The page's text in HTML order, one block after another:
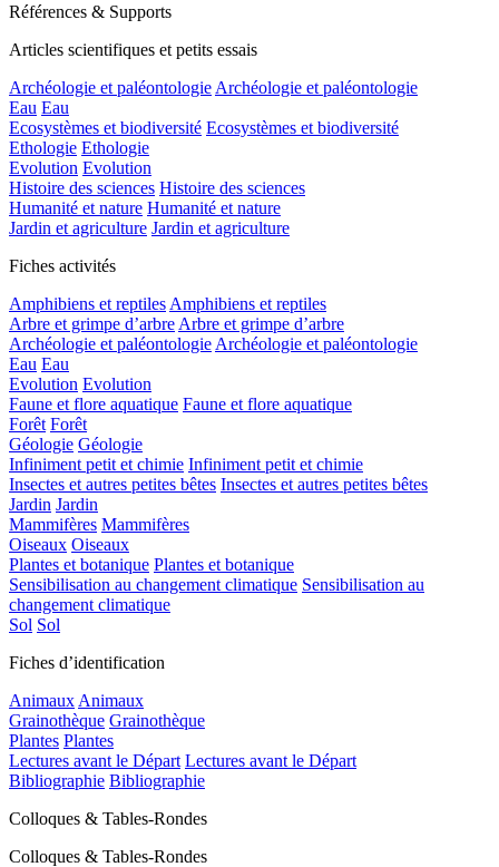
Références & Supports
Articles scientifiques et petits essais
Archéologie et paléontologie Archéologie et paléontologie
Eau Eau
Ecosystèmes et biodiversité Ecosystèmes et biodiversité
Ethologie Ethologie
Evolution Evolution
Histoire des sciences Histoire des sciences
Humanité et nature Humanité et nature
Jardin et agriculture Jardin et agriculture
Fiches activités
Amphibiens et reptiles Amphibiens et reptiles
Arbre et grimpe d’arbre Arbre et grimpe d’arbre
Archéologie et paléontologie Archéologie et paléontologie
Eau Eau
Evolution Evolution
Faune et flore aquatique Faune et flore aquatique
Forêt Forêt
Géologie Géologie
Infiniment petit et chimie Infiniment petit et chimie
Insectes et autres petites bêtes Insectes et autres petites bêtes
Jardin Jardin
Mammifères Mammifères
Oiseaux Oiseaux
Plantes et botanique Plantes et botanique
Sensibilisation au changement climatique Sensibilisation au
changement climatique
Sol Sol
Fiches d’identification
Animaux Animaux
Grainothèque Grainothèque
Plantes Plantes
Lectures avant le Départ Lectures avant le Départ
Bibliographie Bibliographie
Colloques & Tables-Rondes
Colloques & Tables-Rondes